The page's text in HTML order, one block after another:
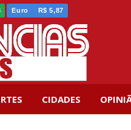
Euro R$ 5,87
CIDADES